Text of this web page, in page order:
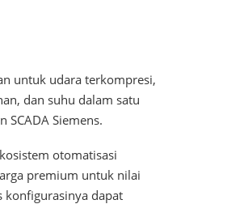
untuk udara terkompresi,
dan suhu dalam satu
Siemens.
otomatisasi
premium untuk nilai
konfigurasinya dapat